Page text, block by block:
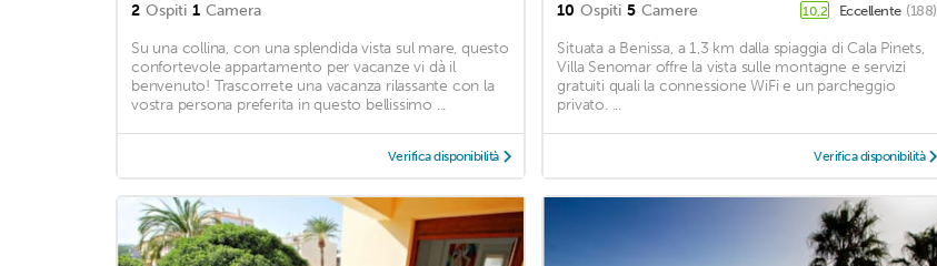
2 Ospiti 1 Camera
Su una collina, con una splendida vista sul mare, questo
confortevole appartamento per vacanze vi dà il
benvenuto! Trascorrete una vacanza rilassante con la
vostra persona preferita in questo bellissimo ...
Verifica disponibilità
10 Ospiti 5 Camere 10,2 Eccellente (188)
Situata a Benissa, a 1,3 km dalla spiaggia di Cala Pinets,
Villa Senomar offre la vista sulle montagne e servizi
gratuiti quali la connessione WiFi e un parcheggio
privato. ...
Verifica disponibilità